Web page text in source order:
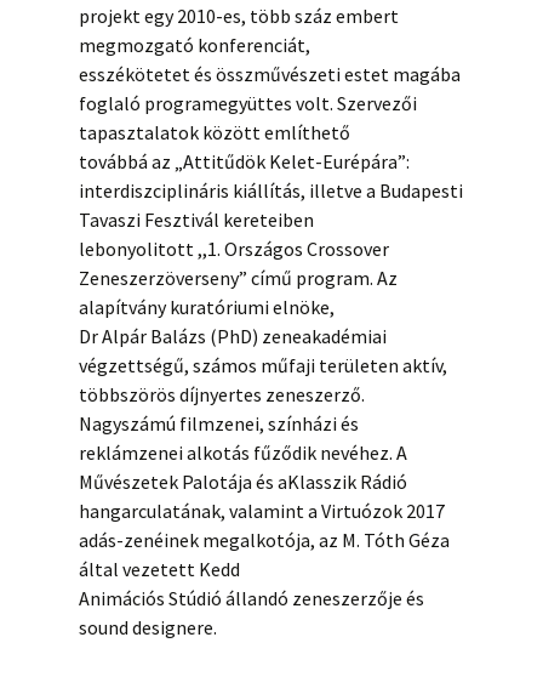
projekt egy 2010-es, több száz embert
megmozgató konferenciát,
esszékötetet és összművészeti estet magába
foglaló programegyüttes volt. Szervezői
tapasztalatok között említhető
továbbá az „Attitűdök Kelet-Eurépára”:
interdiszciplináris kiállítás, illetve a Budapesti
Tavaszi Fesztivál kereteiben
lebonyolitott ,,1. Országos Crossover
Zeneszerzöverseny” című program. Az
alapítvány kuratóriumi elnöke,
Dr Alpár Balázs (PhD) zeneakadémiai
végzettségű, számos műfaji területen aktív,
többszörös díjnyertes zeneszerző.
Nagyszámú filmzenei, színházi és
reklámzenei alkotás fűződik nevéhez. A
Művészetek Palotája és aKlasszik Rádió
hangarculatának, valamint a Virtuózok 2017
adás-zenéinek megalkotója, az M. Tóth Géza
által vezetett Kedd
Animációs Stúdió állandó zeneszerzője és
sound designere.